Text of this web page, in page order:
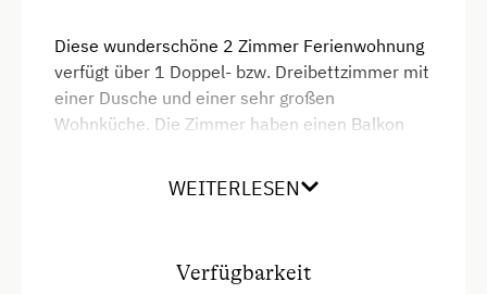
Diese wunderschöne 2 Zimmer Ferienwohnung
verfügt über 1 Doppel- bzw. Dreibettzimmer mit
einer Dusche und einer sehr großen
Wohnküche. Die Zimmer haben einen Balkon
WEITERLESEN
Verfügbarkeit